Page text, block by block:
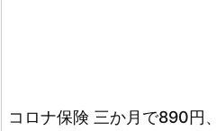
コロナ保険 三か月で890円